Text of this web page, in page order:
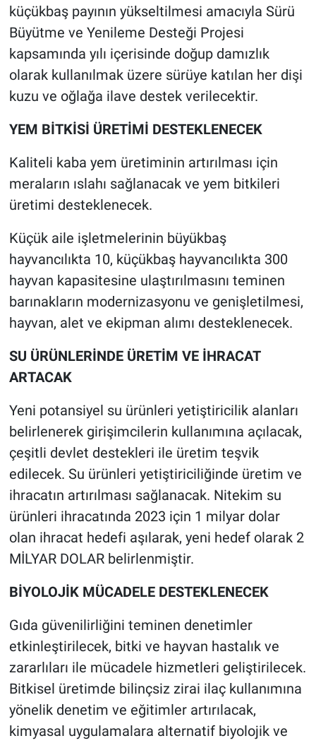
küçükbaş payının yükseltilmesi amacıyla Sürü
Büyütme ve Yenileme Desteği Projesi
kapsamında yılı içerisinde doğup damızlık
olarak kullanılmak üzere sürüye katılan her dişi
kuzu ve oğlağa ilave destek verilecektir.
YEM BİTKİSİ ÜRETİMİ DESTEKLENECEK
Kaliteli kaba yem üretiminin artırılması için
meraların ıslahı sağlanacak ve yem bitkileri
üretimi desteklenecek.
Küçük aile işletmelerinin büyükbaş
hayvancılıkta 10, küçükbaş hayvancılıkta 300
hayvan kapasitesine ulaştırılmasını teminen
barınakların modernizasyonu ve genişletilmesi,
hayvan, alet ve ekipman alımı desteklenecek.
SU ÜRÜNLERİNDE ÜRETİM VE İHRACAT
ARTACAK
Yeni potansiyel su ürünleri yetiştiricilik alanları
belirlenerek girişimcilerin kullanımına açılacak,
çeşitli devlet destekleri ile üretim teşvik
edilecek. Su ürünleri yetiştiriciliğinde üretim ve
ihracatın artırılması sağlanacak. Nitekim su
ürünleri ihracatında 2023 için 1 milyar dolar
olan ihracat hedefi aşılarak, yeni hedef olarak 2
MİLYAR DOLAR belirlenmiştir.
BİYOLOJİK MÜCADELE DESTEKLENECEK
Gıda güvenilirliğini teminen denetimler
etkinleştirilecek, bitki ve hayvan hastalık ve
zararlıları ile mücadele hizmetleri geliştirilecek.
Bitkisel üretimde bilinçsiz zirai ilaç kullanımına
yönelik denetim ve eğitimler artırılacak,
kimyasal uygulamalara alternatif biyolojik ve